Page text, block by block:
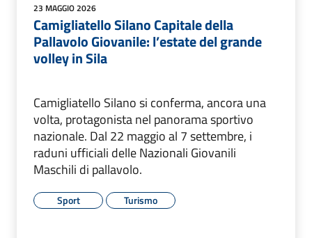
23 MAGGIO 2026
Camigliatello Silano Capitale della
Pallavolo Giovanile: l’estate del grande
volley in Sila
Camigliatello Silano si conferma, ancora una
volta, protagonista nel panorama sportivo
nazionale. Dal 22 maggio al 7 settembre, i
raduni ufficiali delle Nazionali Giovanili
Maschili di pallavolo.
Sport Turismo